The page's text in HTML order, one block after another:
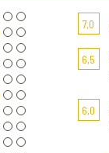
7,0
6,5
6,0